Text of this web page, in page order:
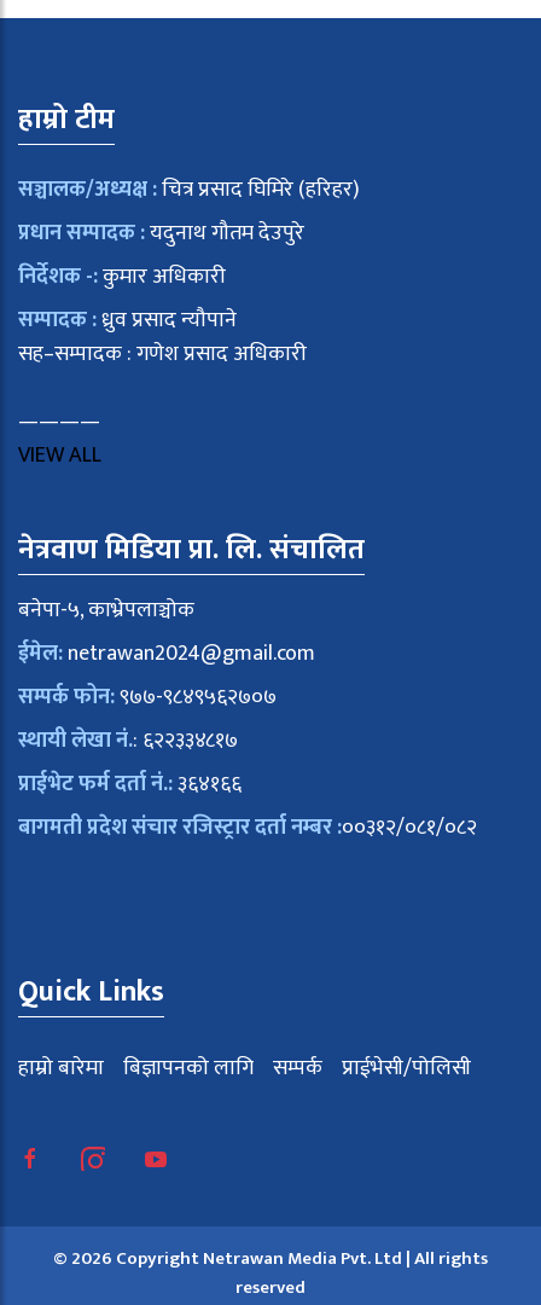
हाम्रो टीम
सञ्चालक/अध्यक्ष :चित्र प्रसाद घिमिरे (हरिहर)
प्रधान सम्पादक :यदुनाथ गौतम देउपुरे
निर्देशक -:कुमार अधिकारी
सम्पादक :ध्रुव प्रसाद न्यौपाने
सह–सम्पादक : गणेश प्रसाद अधिकारी
————
VIEW ALL
नेत्रवाण मिडिया प्रा. लि. संचालित
बनेपा-५, काभ्रेपलाञ्चोक
ईमेल:netrawan2024@gmail.com
सम्पर्क फोन:९७७-९८४९५६२७०७
स्थायी लेखा नं.: ६२२३३४८१७
प्राईभेट फर्म दर्ता नं.:३६४१६६
बागमती प्रदेश संचार रजिस्ट्रार दर्ता नम्बर :००३१२/०८१/०८२
Quick Links
हाम्रो बारेमा बिज्ञापनको लागि सम्पर्क प्राईभेसी/पोलिसी
© 2026 Copyright Netrawan Media Pvt. Ltd | All rights
reserved